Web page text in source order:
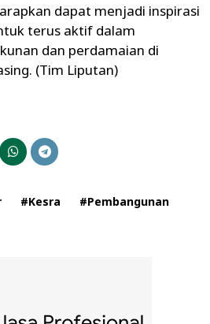
dapat menjadi inspirasi
terus aktif dalam
dan perdamaian di
(Tim Liputan)
#Kesra
#Pembangunan